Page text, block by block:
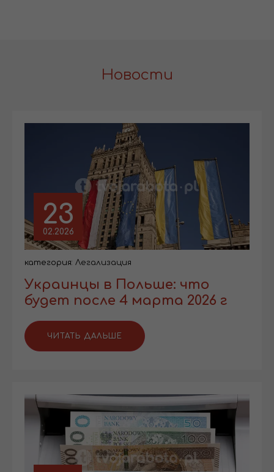
Новости
23
02.2026
категория: Легализация
Украинцы в Польше: что
будет после 4 марта 2026 г
ЧИТАТЬ ДАЛЬШЕ